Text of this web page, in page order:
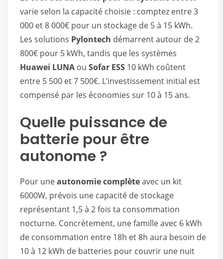
varie selon la capacité choisie : comptez entre 3
000 et 8 000€ pour un stockage de 5 à 15 kWh.
Les solutions Pylontech démarrent autour de 2
800€ pour 5 kWh, tandis que les systèmes
Huawei LUNA ou Sofar ESS 10 kWh coûtent
entre 5 500 et 7 500€. L’investissement initial est
compensé par les économies sur 10 à 15 ans.
Quelle puissance de
batterie pour être
autonome ?
Pour uneautonomie complèteavec un kit
6000W, prévois une capacité de stockage
représentant 1,5 à 2 fois ta consommation
nocturne. Concrètement, une famille avec 6 kWh
de consommation entre 18h et 8h aura besoin de
10 à 12 kWh de batteries pour couvrir une nuit